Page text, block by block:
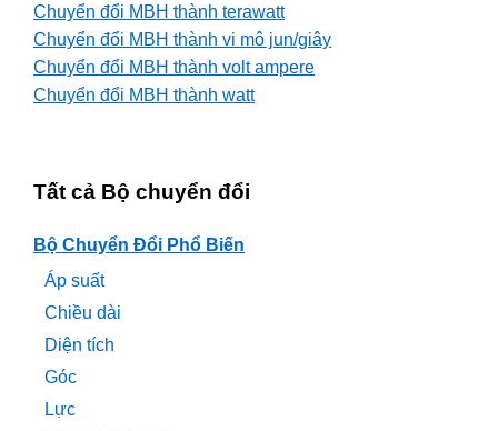
Chuyển đổi MBH thành terawatt
Chuyển đổi MBH thành vi mô jun/giây
Chuyển đổi MBH thành volt ampere
Chuyển đổi MBH thành watt
Tất cả Bộ chuyển đổi
Bộ Chuyển Đổi Phổ Biến
Áp suất
Chiều dài
Diện tích
Góc
Lực